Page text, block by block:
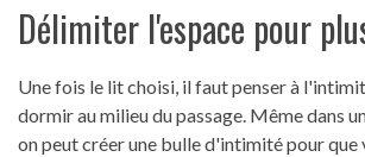
Délimiter l'espace pour
Une fois le lit choisi, il faut penser à
dormir au milieu du passage. Même dans
on peut créer une bulle d'intimité pour que